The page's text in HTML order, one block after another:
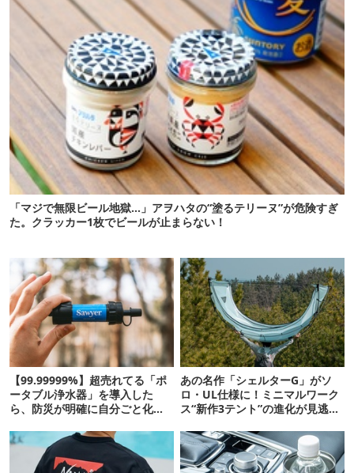
「マジで無限ビール地獄…」アヲハタの“塗るテリーヌ”が危険すぎ
た。クラッカー1枚でビールが止まらない！
【99.99999%】超売れてる「ポ
ータブル浄水器」を導入した
ら、防災が明確に自分ごと化し
あの名作「シェルターG」がソ
ロ・UL仕様に！ミニマルワーク
ス“新作3テント”の進化が見逃せ